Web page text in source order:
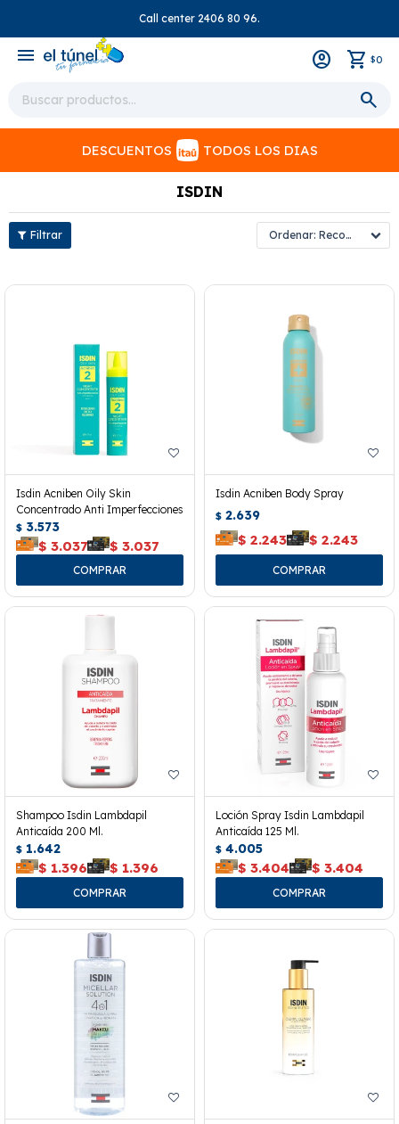
Call center 2406 80 96.
menu $0
DESCUENTOS TODOS LOS DIAS
ISDIN
Recomendados
Isdin Acniben Oily Skin
Concentrado Anti Imperfecciones
$ 3.573
$ 3.037 $ 3.037
Isdin Acniben Body Spray
$ 2.639
$ 2.243 $ 2.243
Shampoo Isdin Lambdapil
Anticaída 200 Ml.
$ 1.642
$ 1.396 $ 1.396
Loción Spray Isdin Lambdapil
Anticaída 125 Ml.
$ 4.005
$ 3.404 $ 3.404
close